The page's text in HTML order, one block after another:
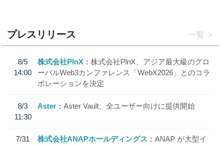
プレスリリース 一覧
8/5
14:00
株式会社PlnX
株式会社PlnX、アジア最大級のグロ
ーバルWeb3カンファレンス「WebX2026」とのコラ
ボレーションを決定
8/3
11:30
Aster Aster Vault、全ユーザー向けに提供開始
7/31
株式会社ANAPホールディングス
ANAP が大型イ